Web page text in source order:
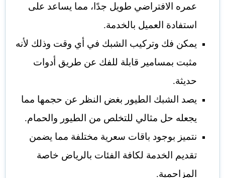
عمره الافتراضي طويل جدًا، مما يساعد على
استفادة العميل بالخدمة.
يمكن فك وتركيب الشبك في أي وقت وذلك لأنه
مثبت بمسامير قابلة للفك عن طريق أدوات
حديثة.
يصد الشبك الطيور بغض النظر عن حجمها مما
يجعله حل مثالي للتخلص من الطيور والحمام.
نتميز بوجود باقات سعرية مختلفة مما يضمن
تقديم الخدمة لكافة الفئات بالرياض خاصة
المزاحمية.